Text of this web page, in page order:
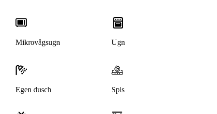
Mikrovågsugn Ugn
Egen dusch Spis